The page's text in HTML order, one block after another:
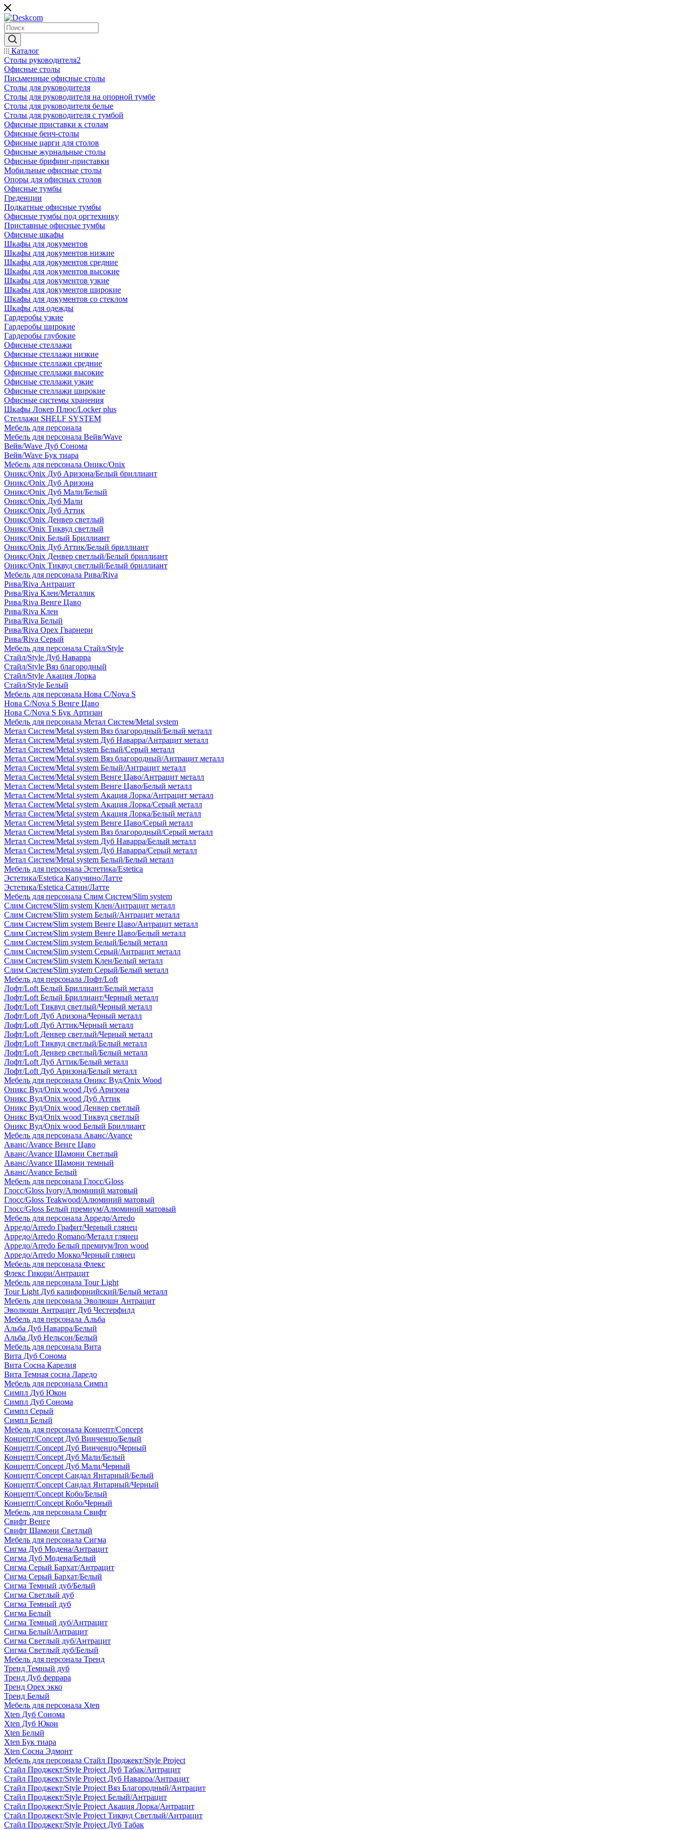
Каталог
Столы руководителя2
Офисные столы
Письменные офисные столы
Столы для руководителя
Столы для руководителя на опорной тумбе
Столы для руководителя белые
Столы для руководителя с тумбой
Офисные приставки к столам
Офисные бенч-столы
Офисные царги для столов
Офисные журнальные столы
Офисные брифинг-приставки
Мобильные офисные столы
Опоры для офисных столов
Офисные тумбы
Греденции
Подкатные офисные тумбы
Офисные тумбы под оргтехнику
Приставные офисные тумбы
Офисные шкафы
Шкафы для документов
Шкафы для документов низкие
Шкафы для документов средние
Шкафы для документов высокие
Шкафы для документов узкие
Шкафы для документов широкие
Шкафы для документов со стеклом
Шкафы для одежды
Гардеробы узкие
Гардеробы широкие
Гардеробы глубокие
Офисные стеллажи
Офисные стеллажи низкие
Офисные стеллажи средние
Офисные стеллажи высокие
Офисные стеллажи узкие
Офисные стеллажи широкие
Офисные системы хранения
Шкафы Локер Плюс/Locker plus
Стеллажи SHELF SYSTEM
Мебель для персонала
Мебель для персонала Вейв/Wave
Вейв/Wave Дуб Сонома
Вейв/Wave Бук тиара
Мебель для персонала Оникс/Onix
Оникс/Onix Дуб Аризона/Белый бриллиант
Оникс/Onix Дуб Аризона
Оникс/Onix Дуб Мали/Белый
Оникс/Onix Дуб Мали
Оникс/Onix Дуб Аттик
Оникс/Onix Денвер светлый
Оникс/Onix Тиквуд светлый
Оникс/Onix Белый Бриллиант
Оникс/Onix Дуб Аттик/Белый бриллиант
Оникс/Onix Денвер светлый/Белый бриллиант
Оникс/Onix Тиквуд светлый/Белый бриллиант
Мебель для персонала Рива/Riva
Рива/Riva Антрацит
Рива/Riva Клен/Металлик
Рива/Riva Венге Цаво
Рива/Riva Клен
Рива/Riva Белый
Рива/Riva Орех Гварнери
Рива/Riva Серый
Мебель для персонала Стайл/Style
Стайл/Style Дуб Наварра
Стайл/Style Вяз благородный
Стайл/Style Акация Лорка
Стайл/Style Белый
Мебель для персонала Нова С/Nova S
Нова С/Nova S Венге Цаво
Нова С/Nova S Бук Артизан
Мебель для персонала Метал Систем/Metal system
Метал Систем/Metal system Вяз благородный/Белый металл
Метал Систем/Metal system Дуб Наварра/Антрацит металл
Метал Систем/Metal system Белый/Серый металл
Метал Систем/Metal system Вяз благородный/Антрацит металл
Метал Систем/Metal system Белый/Антрацит металл
Метал Систем/Metal system Венге Цаво/Антрацит металл
Метал Систем/Metal system Венге Цаво/Белый металл
Метал Систем/Metal system Акация Лорка/Антрацит металл
Метал Систем/Metal system Акация Лорка/Серый металл
Метал Систем/Metal system Акация Лорка/Белый металл
Метал Систем/Metal system Венге Цаво/Серый металл
Метал Систем/Metal system Вяз благородный/Серый металл
Метал Систем/Metal system Дуб Наварра/Белый металл
Метал Систем/Metal system Дуб Наварра/Серый металл
Метал Систем/Metal system Белый/Белый металл
Мебель для персонала Эстетика/Estetica
Эстетика/Estetica Капучино/Латте
Эстетика/Estetica Сатин/Латте
Мебель для персонала Слим Систем/Slim system
Слим Систем/Slim system Клен/Антрацит металл
Слим Систем/Slim system Белый/Антрацит металл
Слим Систем/Slim system Венге Цаво/Антрацит металл
Слим Систем/Slim system Венге Цаво/Белый металл
Слим Систем/Slim system Белый/Белый металл
Слим Систем/Slim system Серый/Антрацит металл
Слим Систем/Slim system Клен/Белый металл
Слим Систем/Slim system Серый/Белый металл
Мебель для персонала Лофт/Loft
Лофт/Loft Белый Бриллиант/Белый металл
Лофт/Loft Белый Бриллиант/Черный металл
Лофт/Loft Тиквуд светлый/Черный металл
Лофт/Loft Дуб Аризона/Черный металл
Лофт/Loft Дуб Аттик/Черный металл
Лофт/Loft Денвер светлый/Черный металл
Лофт/Loft Тиквуд светлый/Белый металл
Лофт/Loft Денвер светлый/Белый металл
Лофт/Loft Дуб Аттик/Белый металл
Лофт/Loft Дуб Аризона/Белый металл
Мебель для персонала Оникс Вуд/Onix Wood
Оникс Вуд/Onix wood Дуб Аризона
Оникс Вуд/Onix wood Дуб Аттик
Оникс Вуд/Onix wood Денвер светлый
Оникс Вуд/Onix wood Тиквуд светлый
Оникс Вуд/Onix wood Белый Бриллиант
Мебель для персонала Аванс/Avance
Аванс/Avance Венге Цаво
Аванс/Avance Шамони Светлый
Аванс/Avance Шамони темный
Аванс/Avance Белый
Мебель для персонала Глосс/Gloss
Глосс/Gloss Ivory/Алюминий матовый
Глосс/Gloss Teakwood/Алюминий матовый
Глосс/Gloss Белый премиум/Алюминий матовый
Мебель для персонала Арредо/Arredo
Арредо/Arredo Графит/Черный глянец
Арредо/Arredo Romano/Металл глянец
Арредо/Arredo Белый премиум/Iron wood
Арредо/Arredo Мокко/Черный глянец
Мебель для персонала Флекс
Флекс Гикори/Антрацит
Мебель для персонала Tour Light
Tour Light Дуб калифорнийский/Белый металл
Мебель для персонала Эволюшн Антрацит
Эволюшн Антрацит Дуб Честерфилд
Мебель для персонала Альба
Альба Дуб Наварра/Белый
Альба Дуб Нельсон/Белый
Мебель для персонала Вита
Вита Дуб Сонома
Вита Сосна Карелия
Вита Темная сосна Ларедо
Мебель для персонала Симпл
Симпл Дуб Юкон
Симпл Дуб Сонома
Симпл Серый
Симпл Белый
Мебель для персонала Концепт/Concept
Концепт/Concept Дуб Винченцо/Белый
Концепт/Concept Дуб Винченцо/Черный
Концепт/Concept Дуб Мали/Белый
Концепт/Concept Дуб Мали/Черный
Концепт/Concept Сандал Янтарный/Белый
Концепт/Concept Сандал Янтарный/Черный
Концепт/Concept Кобо/Белый
Концепт/Concept Кобо/Черный
Мебель для персонала Свифт
Свифт Венге
Свифт Шамони Светлый
Мебель для персонала Сигма
Сигма Дуб Модена/Антрацит
Сигма Дуб Модена/Белый
Сигма Серый Бархат/Антрацит
Сигма Серый Бархат/Белый
Сигма Темный дуб/Белый
Сигма Светлый дуб
Сигма Темный дуб
Сигма Белый
Сигма Темный дуб/Антрацит
Сигма Белый/Антрацит
Сигма Светлый дуб/Антрацит
Сигма Светлый дуб/Белый
Мебель для персонала Тренд
Тренд Темный дуб
Тренд Дуб феррара
Тренд Орех экко
Тренд Белый
Мебель для персонала Xten
Xten Дуб Сонома
Xten Дуб Юкон
Xten Белый
Xten Бук тиара
Xten Сосна Эдмонт
Мебель для персонала Стайл Проджект/Style Project
Стайл Проджект/Style Project Дуб Табак/Антрацит
Стайл Проджект/Style Project Дуб Наварра/Антрацит
Стайл Проджект/Style Project Вяз Благородный/Антрацит
Стайл Проджект/Style Project Белый/Антрацит
Стайл Проджект/Style Project Акация Лорка/Антрацит
Стайл Проджект/Style Project Тиквуд Светлый/Антрацит
Стайл Проджект/Style Project Дуб Табак